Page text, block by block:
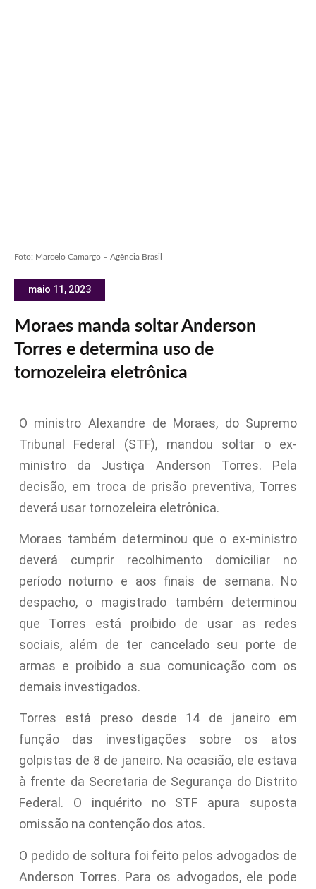
Foto: Marcelo Camargo – Agência Brasil
maio 11, 2023
Moraes manda soltar Anderson
Torres e determina uso de
tornozeleira eletrônica
O ministro Alexandre de Moraes, do Supremo
Tribunal Federal (STF), mandou soltar o ex-
ministro da Justiça Anderson Torres. Pela
decisão, em troca de prisão preventiva, Torres
deverá usar tornozeleira eletrônica.
Moraes também determinou que o ex-ministro
deverá cumprir recolhimento domiciliar no
período noturno e aos finais de semana. No
despacho, o magistrado também determinou
que Torres está proibido de usar as redes
sociais, além de ter cancelado seu porte de
armas e proibido a sua comunicação com os
demais investigados.
Torres está preso desde 14 de janeiro em
função das investigações sobre os atos
golpistas de 8 de janeiro. Na ocasião, ele estava
à frente da Secretaria de Segurança do Distrito
Federal. O inquérito no STF apura suposta
omissão na contenção dos atos.
O pedido de soltura foi feito pelos advogados de
Anderson Torres. Para os advogados, ele pode